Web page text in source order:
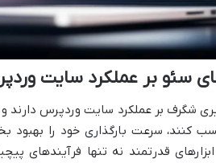
های سئو بر عملکرد سایت
شگرف بر عملکرد سایت وردپرس
کنند، سرعت بارگذاری خود را بهبود
قدرتمند نه تنها فرآیندهای